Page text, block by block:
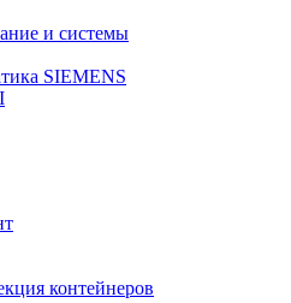
и системы
SIEMENS
контейнеров